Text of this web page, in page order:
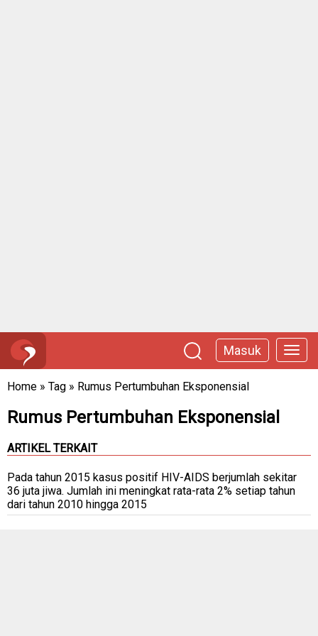
Masuk
Home » Tag » Rumus Pertumbuhan Eksponensial
Rumus Pertumbuhan Eksponensial
ARTIKEL TERKAIT
Pada tahun 2015 kasus positif HIV-AIDS berjumlah sekitar
36 juta jiwa. Jumlah ini meningkat rata-rata 2% setiap tahun
dari tahun 2010 hingga 2015